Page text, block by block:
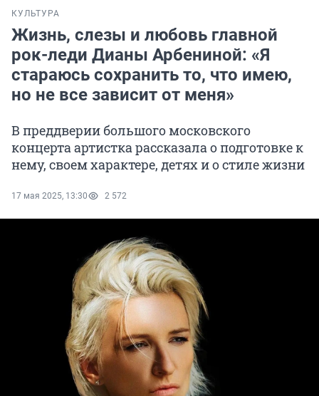
КУЛЬТУРА
Жизнь, слезы и любовь главной
рок-леди Дианы Арбениной: «Я
стараюсь сохранить то, что имею,
но не все зависит от меня»
В преддверии большого московского
концерта артистка рассказала о подготовке к
нему, своем характере, детях и о стиле жизни
17 мая 2025, 13:30 2 572